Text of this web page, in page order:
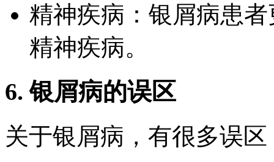
精神疾病：银屑病患
精神疾病。
6. 银屑病的误区
关于银屑病，有很多误